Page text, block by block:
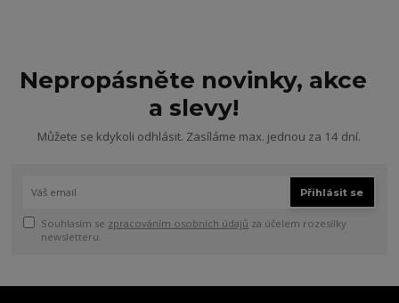
Nepropásněte novinky, akce
a slevy!
Můžete se kdykoli odhlásit. Zasíláme max. jednou za 14 dní.
Přihlásit se
Souhlasím se zpracováním osobních údajů za účelem rozesílky
newsletteru.